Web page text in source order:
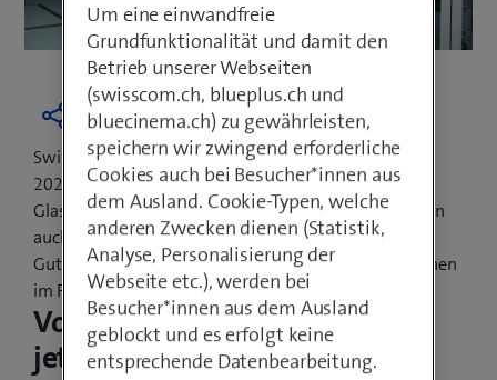
Swisscom hat das Versprechen abgegeben, bis Ende
2021 jede Schweizer Gemeinde mit
Glasfasertechnologien auszubauen. Davon profitieren
auch die Einwohnerinnen und Einwohner von
Guttannen. Die ersten sichtbaren Bauarbeiten beginnen
im Frühling 2021.
Vorarbeiten beginnen bereits
jetzt
Um eine einwandfreie
Grundfunktionalität und damit den
Betrieb unserer Webseiten
(swisscom.ch, blueplus.ch und
bluecinema.ch) zu gewährleisten,
speichern wir zwingend erforderliche
Cookies auch bei Besucher*innen aus
dem Ausland. Cookie-Typen, welche
anderen Zwecken dienen (Statistik,
Analyse, Personalisierung der
Webseite etc.), werden bei
Besucher*innen aus dem Ausland
geblockt und es erfolgt keine
entsprechende Datenbearbeitung.